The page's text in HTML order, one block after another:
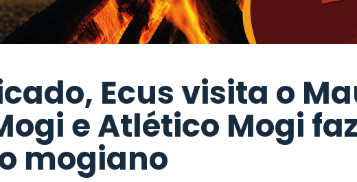
Ecus visita o
e Atlético Mogi
mogiano